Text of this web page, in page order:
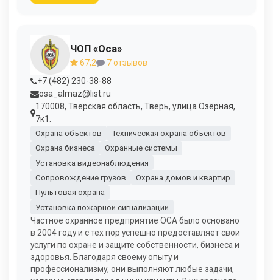
ЧОП «Оса»
67,2
7 отзывов
+7 (482) 230-38-88
osa_almaz@list.ru
170008, Тверская область, Тверь, улица Озёрная,
7к1.
Охрана объектов
Техническая охрана объектов
Охрана бизнеса
Охранные системы
Установка видеонаблюдения
Сопровождение грузов
Охрана домов и квартир
Пультовая охрана
Установка пожарной сигнализации
Частное охранное предприятие ОСА было основано
в 2004 году и с тех пор успешно предоставляет свои
услуги по охране и защите собственности, бизнеса и
здоровья. Благодаря своему опыту и
профессионализму, они выполняют любые задачи,